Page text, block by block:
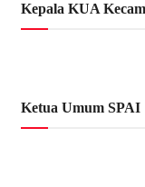
Kepala KUA
Ketua Umum SPAI